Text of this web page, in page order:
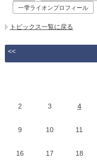
一雫ライオンプロフィール
トピックス一覧に戻る
<<
2 3 4
9 10 11
16 17 18